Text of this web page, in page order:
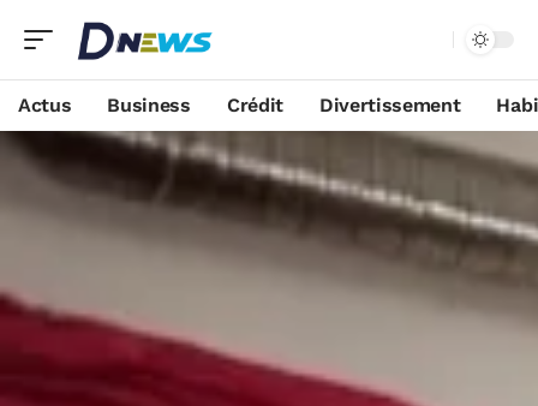
Actus Business Crédit Divertissement